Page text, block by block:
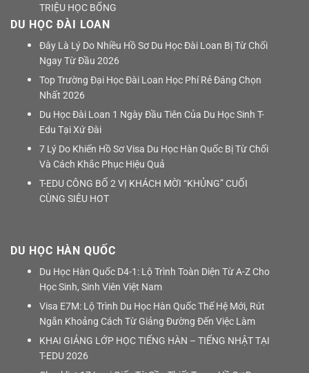
TRIỆU HỌC BỔNG
DU HỌC ĐÀI LOAN
Đây Là Lý Do Nhiều Hồ Sơ Du Học Đài Loan Bị Từ Chối
Ngay Từ Đầu 2026
Top Trường Đại Học Đài Loan Học Phí Rẻ Đáng Chọn
Nhất 2026
Du Học Đài Loan 1 Ngày Đầu Tiên Của Du Học Sinh T-
Edu Tại Xứ Đài
7 Lý Do Khiến Hồ Sơ Visa Du Học Hàn Quốc Bị Từ Chối
Và Cách Khắc Phục Hiệu Quả
T-EDU CÔNG BỐ 2 VỊ KHÁCH MỜI “KHỦNG” CUỐI
CÙNG SIÊU HOT
DU HỌC HÀN QUỐC
Du Học Hàn Quốc D4-1: Lộ Trình Toàn Diện Từ A-Z Cho
Học Sinh, Sinh Viên Việt Nam
Visa E7M: Lộ Trình Du Học Hàn Quốc Thế Hệ Mới, Rút
Ngắn Khoảng Cách Từ Giảng Đường Đến Việc Làm
KHAI GIẢNG LỚP HỌC TIẾNG HÀN – TIẾNG NHẬT TẠI
T-EDU 2026